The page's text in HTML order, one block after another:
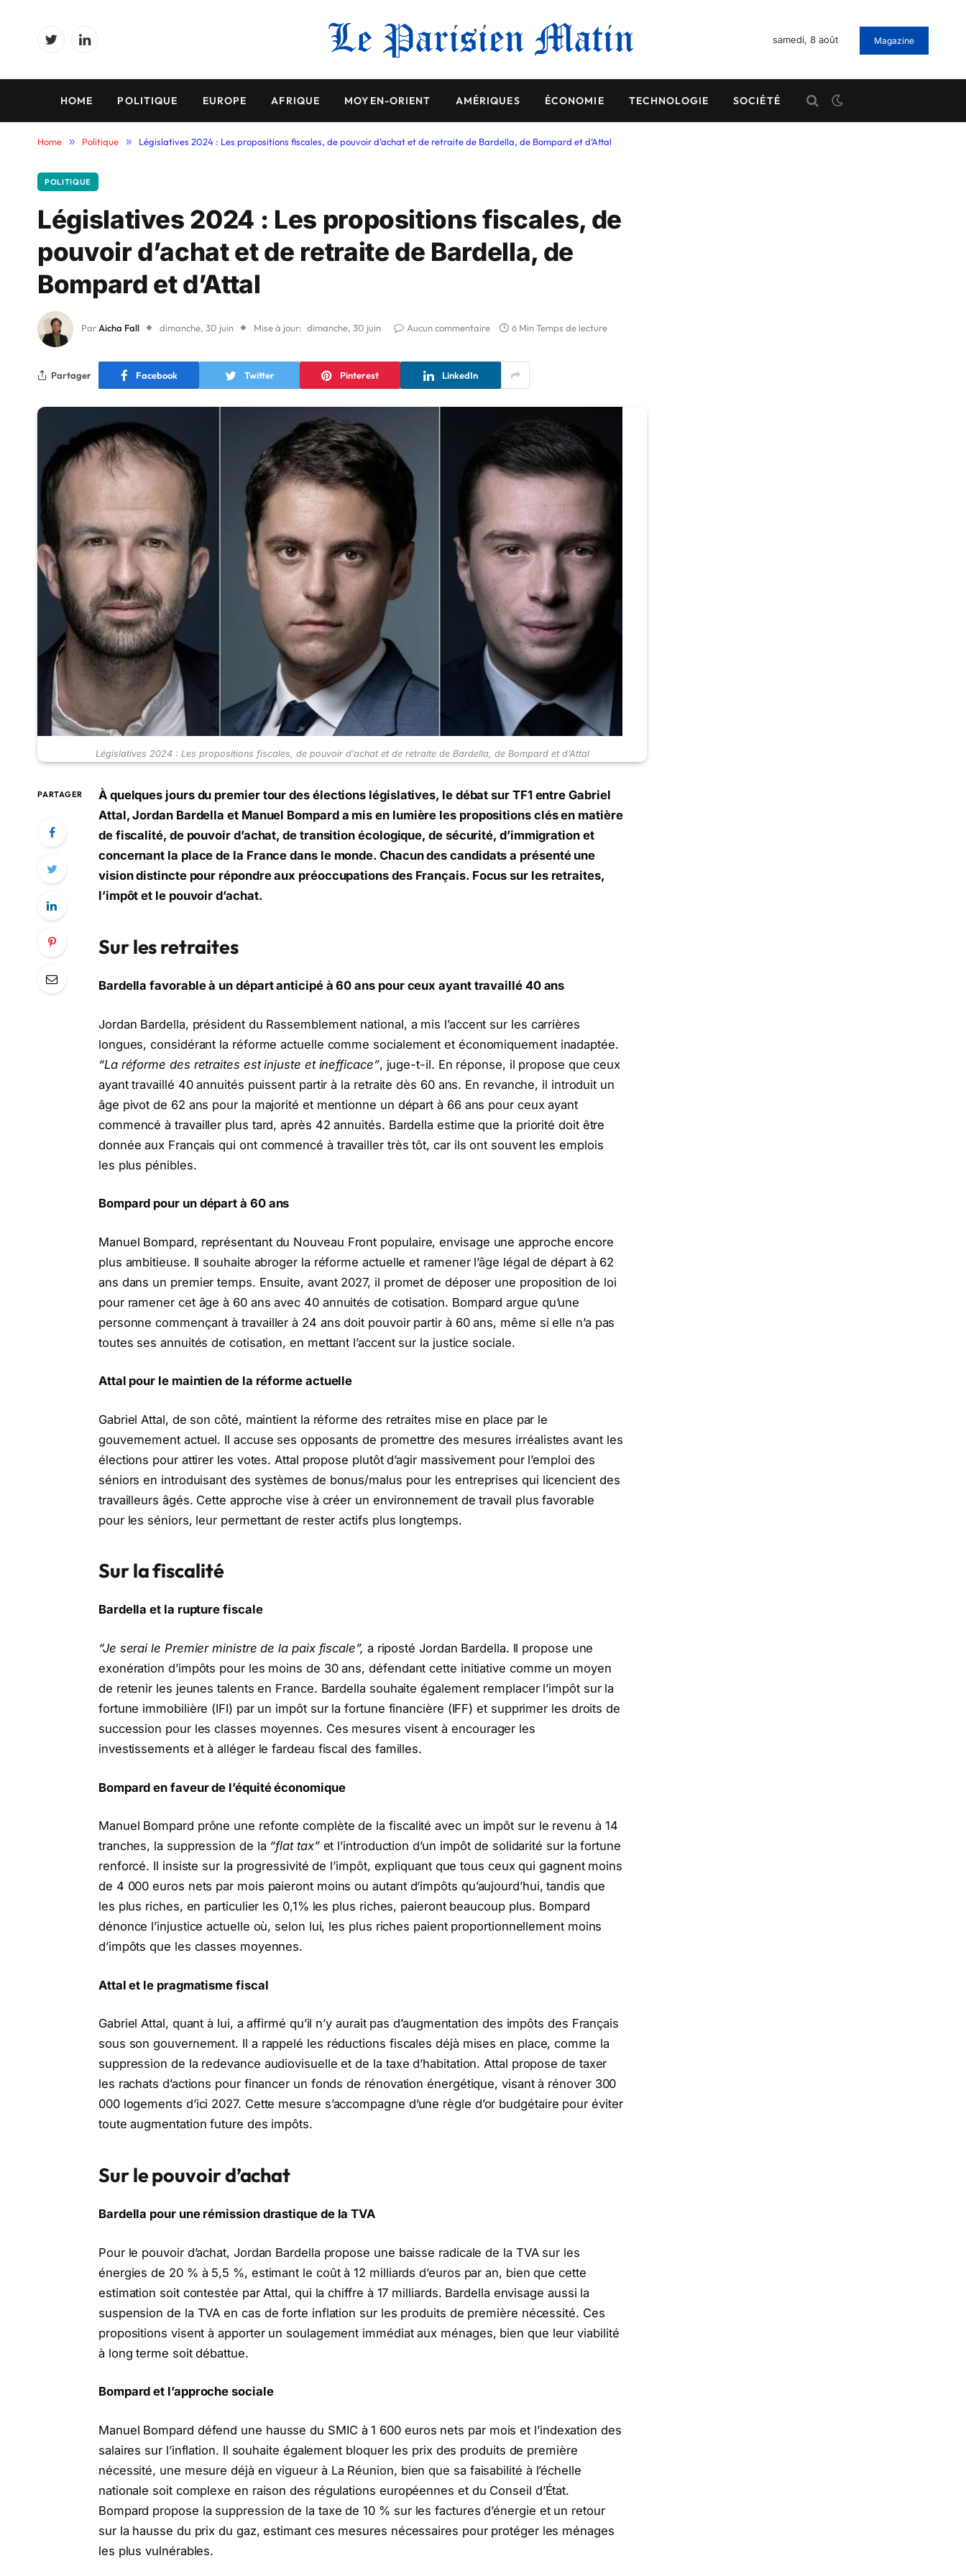
TwitterLinkedIn
samedi, 8 août Magazine
HOME POLITIQUE EUROPE AFRIQUE MOYEN-ORIENT AMÉRIQUES ÉCONOMIE TECHNOLOGIE SOCIÉTÉ
Home » Politique » Législatives 2024 : Les propositions fiscales, de pouvoir d’achat et de retraite de Bardella, de Bompard et d’Attal
POLITIQUE
Législatives 2024 : Les propositions fiscales, de
pouvoir d’achat et de retraite de Bardella, de
Bompard et d’Attal
Par Aicha Fall dimanche, 30 juin Mise à jour: dimanche, 30 juin Aucun commentaire 6 Min Temps de lecture
Partager Facebook Twitter Pinterest LinkedIn
Législatives 2024 : Les propositions fiscales, de pouvoir d’achat et de retraite de Bardella, de Bompard et d’Attal
PARTAGER
À quelques jours du premier tour des élections législatives, le débat sur TF1 entre Gabriel
Attal, Jordan Bardella et Manuel Bompard a mis en lumière les propositions clés en matière
de fiscalité, de pouvoir d’achat, de transition écologique, de sécurité, d’immigration et
concernant la place de la France dans le monde. Chacun des candidats a présenté une
vision distincte pour répondre aux préoccupations des Français. Focus sur les retraites,
l’impôt et le pouvoir d’achat.
Sur les retraites
Bardella favorable à un départ anticipé à 60 ans pour ceux ayant travaillé 40 ans
Jordan Bardella, président du Rassemblement national, a mis l’accent sur les carrières
longues, considérant la réforme actuelle comme socialement et économiquement inadaptée.
“La réforme des retraites est injuste et inefficace”, juge-t-il. En réponse, il propose que ceux
ayant travaillé 40 annuités puissent partir à la retraite dès 60 ans. En revanche, il introduit un
âge pivot de 62 ans pour la majorité et mentionne un départ à 66 ans pour ceux ayant
commencé à travailler plus tard, après 42 annuités. Bardella estime que la priorité doit être
donnée aux Français qui ont commencé à travailler très tôt, car ils ont souvent les emplois
les plus pénibles.
Bompard pour un départ à 60 ans
Manuel Bompard, représentant du Nouveau Front populaire, envisage une approche encore
plus ambitieuse. Il souhaite abroger la réforme actuelle et ramener l’âge légal de départ à 62
ans dans un premier temps. Ensuite, avant 2027, il promet de déposer une proposition de loi
pour ramener cet âge à 60 ans avec 40 annuités de cotisation. Bompard argue qu’une
personne commençant à travailler à 24 ans doit pouvoir partir à 60 ans, même si elle n’a pas
toutes ses annuités de cotisation, en mettant l’accent sur la justice sociale.
Attal pour le maintien de la réforme actuelle
Gabriel Attal, de son côté, maintient la réforme des retraites mise en place par le
gouvernement actuel. Il accuse ses opposants de promettre des mesures irréalistes avant les
élections pour attirer les votes. Attal propose plutôt d’agir massivement pour l’emploi des
séniors en introduisant des systèmes de bonus/malus pour les entreprises qui licencient des
travailleurs âgés. Cette approche vise à créer un environnement de travail plus favorable
pour les séniors, leur permettant de rester actifs plus longtemps.
Sur la fiscalité
Bardella et la rupture fiscale
“Je serai le Premier ministre de la paix fiscale”, a riposté Jordan Bardella. Il propose une
exonération d’impôts pour les moins de 30 ans, défendant cette initiative comme un moyen
de retenir les jeunes talents en France. Bardella souhaite également remplacer l’impôt sur la
fortune immobilière (IFI) par un impôt sur la fortune financière (IFF) et supprimer les droits de
succession pour les classes moyennes. Ces mesures visent à encourager les
investissements et à alléger le fardeau fiscal des familles.
Bompard en faveur de l’équité économique
Manuel Bompard prône une refonte complète de la fiscalité avec un impôt sur le revenu à 14
tranches, la suppression de la “flat tax”et l’introduction d’un impôt de solidarité sur la fortune
renforcé. Il insiste sur la progressivité de l’impôt, expliquant que tous ceux qui gagnent moins
de 4 000 euros nets par mois paieront moins ou autant d’impôts qu’aujourd’hui, tandis que
les plus riches, en particulier les 0,1% les plus riches, paieront beaucoup plus. Bompard
dénonce l’injustice actuelle où, selon lui, les plus riches paient proportionnellement moins
d’impôts que les classes moyennes.
Attal et le pragmatisme fiscal
Gabriel Attal, quant à lui, a affirmé qu’il n’y aurait pas d’augmentation des impôts des Français
sous son gouvernement. Il a rappelé les réductions fiscales déjà mises en place, comme la
suppression de la redevance audiovisuelle et de la taxe d’habitation. Attal propose de taxer
les rachats d’actions pour financer un fonds de rénovation énergétique, visant à rénover 300
000 logements d’ici 2027. Cette mesure s’accompagne d’une règle d’or budgétaire pour éviter
toute augmentation future des impôts.
Sur le pouvoir d’achat
Bardella pour une rémission drastique de la TVA
Pour le pouvoir d’achat, Jordan Bardella propose une baisse radicale de la TVA sur les
énergies de 20 % à 5,5 %, estimant le coût à 12 milliards d’euros par an, bien que cette
estimation soit contestée par Attal, qui la chiffre à 17 milliards. Bardella envisage aussi la
suspension de la TVA en cas de forte inflation sur les produits de première nécessité. Ces
propositions visent à apporter un soulagement immédiat aux ménages, bien que leur viabilité
à long terme soit débattue.
Bompard et l’approche sociale
Manuel Bompard défend une hausse du SMIC à 1 600 euros nets par mois et l’indexation des
salaires sur l’inflation. Il souhaite également bloquer les prix des produits de première
nécessité, une mesure déjà en vigueur à La Réunion, bien que sa faisabilité à l’échelle
nationale soit complexe en raison des régulations européennes et du Conseil d’État.
Bompard propose la suppression de la taxe de 10 % sur les factures d’énergie et un retour
sur la hausse du prix du gaz, estimant ces mesures nécessaires pour protéger les ménages
les plus vulnérables.